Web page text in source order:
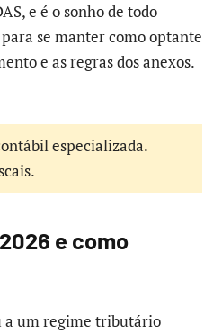
e é o sonho de todo
se manter como optante
e as regras dos anexos.
especializada.
e como
a um regime tributário